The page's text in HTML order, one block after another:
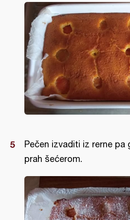
Pečen izvaditi iz rerne pa
prah šećerom.